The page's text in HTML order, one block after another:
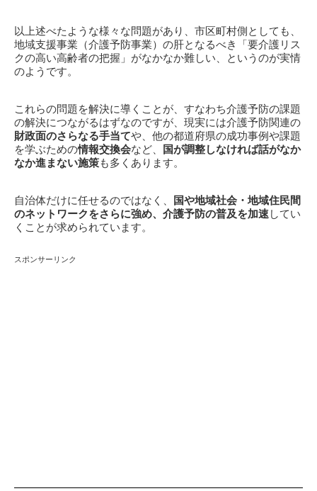
以上述べたような様々な問題があり、市区町村側としても、
地域支援事業（介護予防事業）の肝となるべき「要介護リス
クの高い高齢者の把握」がなかなか難しい、というのが実情
のようです。
これらの問題を解決に導くことが、すなわち介護予防の課題
の解決につながるはずなのですが、現実には介護予防関連の
財政面のさらなる手当てや、他の都道府県の成功事例や課題
を学ぶための情報交換会など、
国が調整しなければ話がなか
なか進まない施策も多くあります。
自治体だけに任せるのではなく、
国や地域社会・地域住民間
のネットワークをさらに強め、介護予防の普及を加速 してい
くことが求められています。
スポンサーリンク